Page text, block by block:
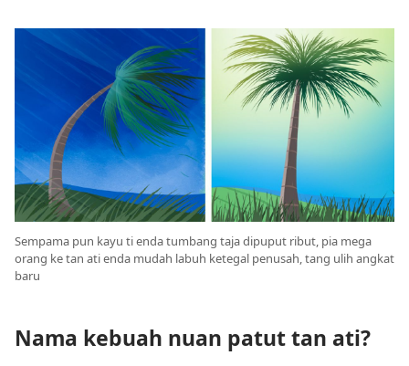
Sempama pun kayu ti enda tumbang taja dipuput ribut, pia mega
orang ke tan ati enda mudah labuh ketegal penusah, tang ulih angkat
baru
Nama kebuah nuan patut tan ati?